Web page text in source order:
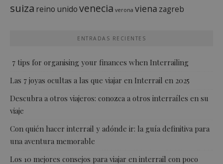
suiza reino unidovenecia verona viena zagreb
ENTRADAS RECIENTES
7 tips for organising your finances when Interrailing
Las 7 joyas ocultas a las que viajar en Interrail en 2025
Descubra a otros viajeros: conozca a otros interraíles en su
viaje
Con quién hacer interrail y adónde ir: la guía definitiva para
una aventura memorable
Los 10 mejores consejos para viajar en interrail con poco